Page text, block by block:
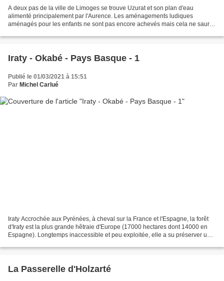
A deux pas de la ville de Limoges se trouve Uzurat et son plan d'eau
alimenté principalement par l'Aurence. Les aménagements ludiques
aménagés pour les enfants ne sont pas encore achevés mais cela ne saurait
Iraty - Okabé - Pays Basque - 1
Publié le 01/03/2021 à 15:51
Par Michel Carlué
Iraty Accrochée aux Pyrénées, à cheval sur la France et l'Espagne, la forêt
d'Iraty est la plus grande hêtraie d'Europe (17000 hectares dont 14000 en
Espagne). Longtemps inaccessible et peu exploitée, elle a su préserver une
La Passerelle d'Holzarté